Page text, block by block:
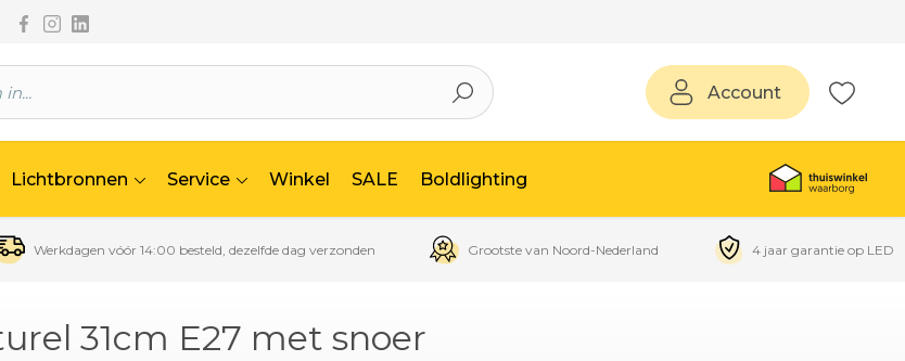
Volg ons via Facebook
Volg ons via Instagram
Volg ons via Linkedin
Account
Lichtbronnen Service Winkel SALE Boldlighting
Werkdagen vóór 14:00 besteld, dezelfde dag verzonden Grootste van Noord-Nederland 4 jaar garantie op LED
31cm E27 met snoer